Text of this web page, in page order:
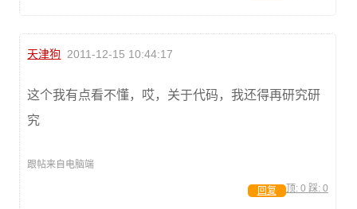
天津狗 2011-12-15 10:44:17
这个我有点看不懂，哎，关于代码，我还得再研究研
究
跟帖来自电脑端
顶: 0 踩: 0
回复